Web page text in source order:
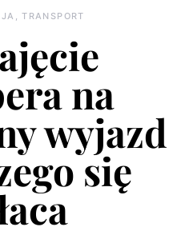
TRANSPORT
na
wyjazd
się